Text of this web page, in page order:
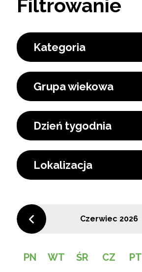
Filtrowanie
Kategoria
Grupa wiekowa
Dzień tygodnia
Lokalizacja
Czerwiec 2026
PN WT ŚR CZ PT